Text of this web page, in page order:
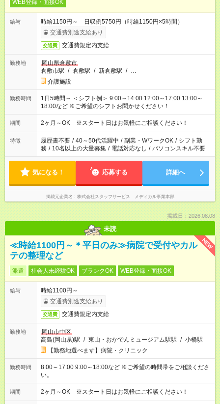
WEB登録・面接OK
給与
時給1150円～ 日収例5750円（時給1150円×5時間）
交通費別途支給あり
交通費 交通費規定内支給
勤務地
岡山県倉敷市
倉敷市駅 / 倉敷駅 / 新倉敷駅 / …
介護施設
勤務時間
1日5時間～ ＜シフト例＞ 9:00～14:00 12:00～17:00 13:00～
18:00など ※ご希望のシフトお聞かせください！
期間 2ヶ月～OK ※スタート日はお気軽にご相談ください！
特徴 履歴書不要 / 40～50代活躍中 / 副業・WワークOK / シフト勤
務 / 10名以上の大量募集 / 電話対応なし / パソコンスキル不要
気になる！ 応募する 詳細へ
掲載元企業名 株式会社スタッフサービス メディカル事業本部
掲載日：2026.08.08
未読
NEW
≪時給1100円～＊平日のみ≫病院で受付やカル
テの整理など
派遣 社会人未経験OK ブランクOK WEB登録・面接OK
給与
時給1100円～
交通費別途支給あり
交通費 交通費規定内支給
勤務地
岡山市中区
高島(岡山県)駅 / 東山・おかでんミュージアム駅駅 / 小橋駅
【勤務地選べます】病院・クリニック
勤務時間
8:00～17:00 9:00～18:00など ※ご希望の時間帯をご相談くださ
い。
期間 2ヶ月～OK ※スタート日はお気軽にご相談ください！